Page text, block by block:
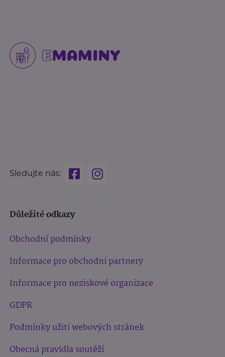
Sledujte nás:
Důležité odkazy
Obchodní podmínky
Informace pro obchodní partnery
Informace pro neziskové organizace
GDPR
Podmínky užití webových stránek
Obecná pravidla soutěží